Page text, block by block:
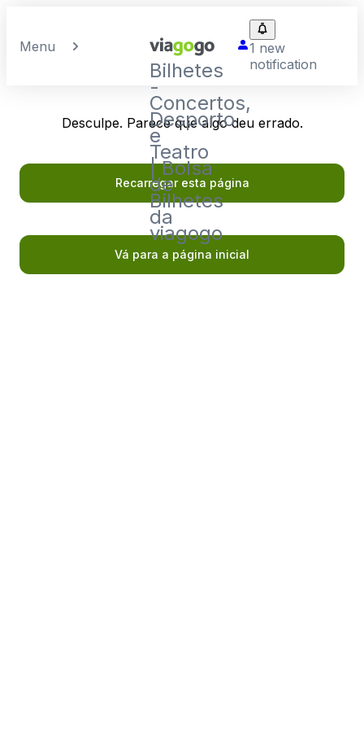
Menu
Bilhetes
-
Concertos,
Desporto
e
Teatro
| Bolsa
de
Bilhetes
da
viagogo
1 new
notification
Desculpe. Parece que algo deu errado.
Recarregar esta página
Vá para a página inicial